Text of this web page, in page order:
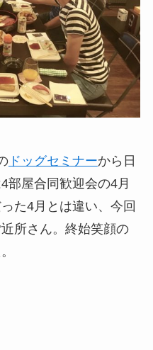
ドッグセミナーから日
部屋合同歓迎会の4月
た4月とは違い、今回
所さん。終始笑顔の